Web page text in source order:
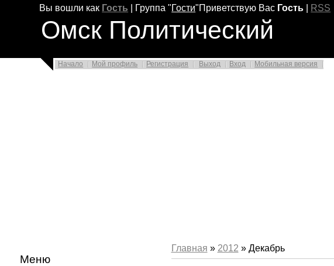
Вы вошли как Гость Группа "Гости"Приветствую Вас Гость RSS
Омск Политический
Начало Мой профиль Регистрация Выход Вход Мобильная версия
Меню
Главная » 2012 » Декабрь